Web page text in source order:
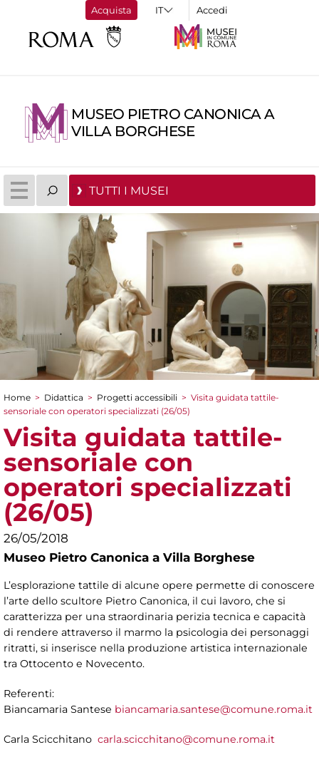
Acquista Accedi
MUSEO PIETRO CANONICA A
VILLA BORGHESE
TUTTI I MUSEI
Tu sei qui
Home > Didattica > Progetti accessibili > Visita guidata tattile-
sensoriale con operatori specializzati (26/05)
Visita guidata tattile-
sensoriale con
operatori specializzati
(26/05)
26/05/2018
Museo Pietro Canonica a Villa Borghese
L’esplorazione tattile di alcune opere permette di conoscere
l’arte dello scultore Pietro Canonica, il cui lavoro, che si
caratterizza per una straordinaria perizia tecnica e capacità
di rendere attraverso il marmo la psicologia dei personaggi
ritratti, si inserisce nella produzione artistica internazionale
tra Ottocento e Novecento.
Referenti:
Biancamaria Santese biancamaria.santese@comune.roma.it
Carla Scicchitano carla.scicchitano@comune.roma.it